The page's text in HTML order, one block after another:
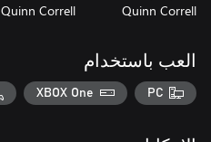
Quinn Correll
Quinn Correll
العب باستخدام
PC
XBOX One